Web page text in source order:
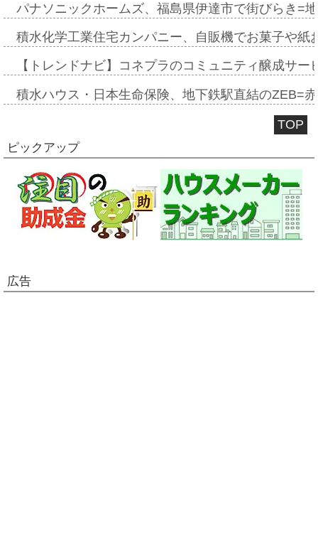
パナソニックホームズ、福島県伊達市で街びらき=
積水化学工業住宅カンパニー、自販機でお菓子や
【トレンドナビ】コネプラのコミュニティ醸成サ
積水ハウス・日本生命保険、地下鉄駅直結のZEB=
TOP
ピックアップ
広告